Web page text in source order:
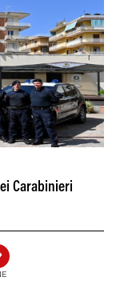
Carabinieri